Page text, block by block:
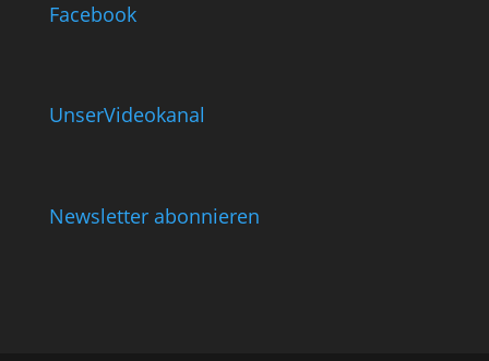
Facebook
UnserVideokanal
Newsletter abonnieren